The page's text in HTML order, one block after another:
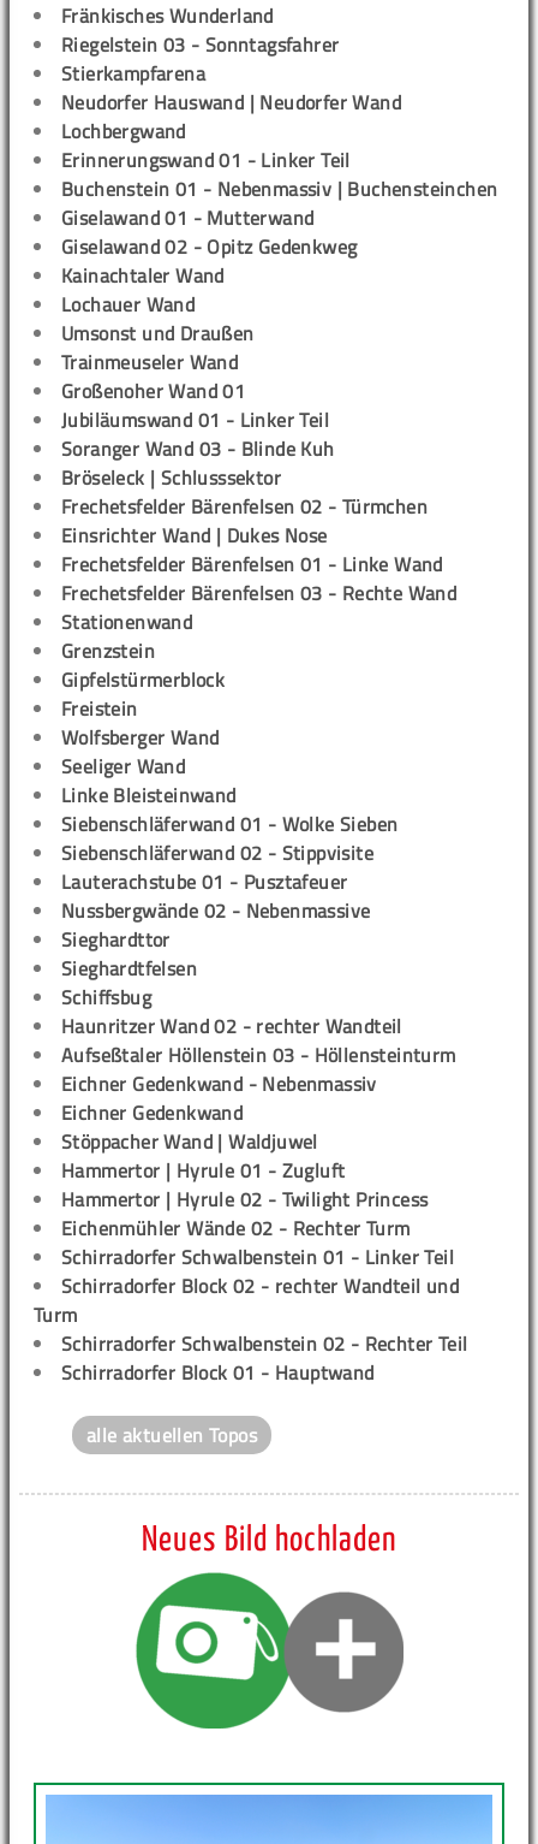
Fränkisches Wunderland
Riegelstein 03 - Sonntagsfahrer
Stierkampfarena
Neudorfer Hauswand | Neudorfer Wand
Lochbergwand
Erinnerungswand 01 - Linker Teil
Buchenstein 01 - Nebenmassiv | Buchensteinchen
Giselawand 01 - Mutterwand
Giselawand 02 - Opitz Gedenkweg
Kainachtaler Wand
Lochauer Wand
Umsonst und Draußen
Trainmeuseler Wand
Großenoher Wand 01
Jubiläumswand 01 - Linker Teil
Soranger Wand 03 - Blinde Kuh
Bröseleck | Schlusssektor
Frechetsfelder Bärenfelsen 02 - Türmchen
Einsrichter Wand | Dukes Nose
Frechetsfelder Bärenfelsen 01 - Linke Wand
Frechetsfelder Bärenfelsen 03 - Rechte Wand
Stationenwand
Grenzstein
Gipfelstürmerblock
Freistein
Wolfsberger Wand
Seeliger Wand
Linke Bleisteinwand
Siebenschläferwand 01 - Wolke Sieben
Siebenschläferwand 02 - Stippvisite
Lauterachstube 01 - Pusztafeuer
Nussbergwände 02 - Nebenmassive
Sieghardttor
Sieghardtfelsen
Schiffsbug
Haunritzer Wand 02 - rechter Wandteil
Aufseßtaler Höllenstein 03 - Höllensteinturm
Eichner Gedenkwand - Nebenmassiv
Eichner Gedenkwand
Stöppacher Wand | Waldjuwel
Hammertor | Hyrule 01 - Zugluft
Hammertor | Hyrule 02 - Twilight Princess
Eichenmühler Wände 02 - Rechter Turm
Schirradorfer Schwalbenstein 01 - Linker Teil
Schirradorfer Block 02 - rechter Wandteil und
Turm
Schirradorfer Schwalbenstein 02 - Rechter Teil
Schirradorfer Block 01 - Hauptwand
alle aktuellen Topos
Neues Bild hochladen